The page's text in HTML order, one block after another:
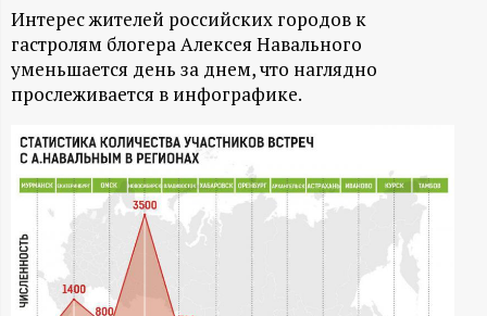
Н
-
и
н
ф
о
Интерес жителей российских городов к
гастролям блогера Алексея Навального
уменьшается день за днем, что наглядно
прослеживается в инфографике.